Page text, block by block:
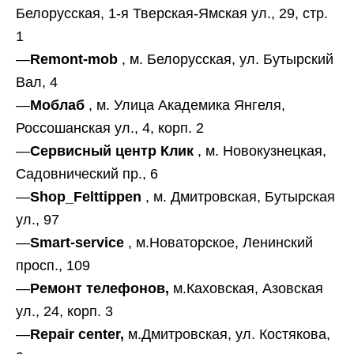
Белорусская, 1-я Тверская-Ямская ул., 29, стр.
1
—Remont-mob , м. Белорусская, ул. Бутырский
Вал, 4
—Моблаб , м. Улица Академика Янгеля,
Россошанская ул., 4, корп. 2
—Сервисный центр Клик , м. Новокузнецкая,
Садовнический пр., 6
—Shop_Felttippen , м. Дмитровская, Бутырская
ул., 97
—Smart-service , м.Новаторское, Ленинский
просп., 109
—Ремонт телефонов, м.Каховская, Азовская
ул., 24, корп. 3
—Repair center, м.Дмитровская, ул. Костякова,